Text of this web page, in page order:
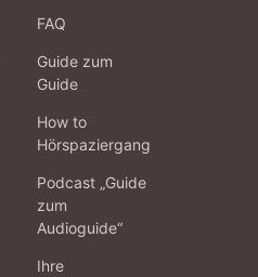
FAQ
Guide zum
Guide
How to
Hörspaziergang
Podcast „Guide
zum
Audioguide“
Ihre